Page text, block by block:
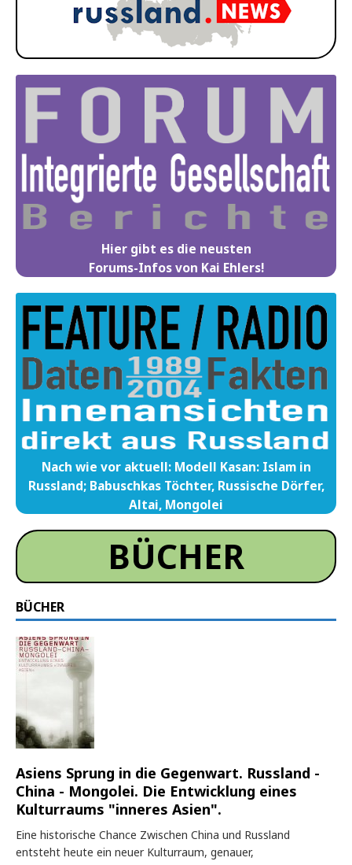
Hier gibt es die neusten
Forums-Infos von Kai Ehlers!
Nach wie vor aktuell: Modell Kasan: Islam in
Russland; Babuschkas Töchter, Russische Dörfer,
Altai, Mongolei
BÜCHER
BÜCHER
Asiens Sprung in die Gegenwart. Russland -
China - Mongolei. Die Entwicklung eines
Kulturraums "inneres Asien".
Eine historische Chance Zwischen China und Russland
entsteht heute ein neuer Kulturraum, genauer,